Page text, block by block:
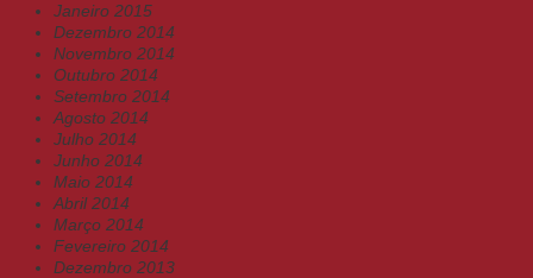
Janeiro 2015
Dezembro 2014
Novembro 2014
Outubro 2014
Setembro 2014
Agosto 2014
Julho 2014
Junho 2014
Maio 2014
Abril 2014
Março 2014
Fevereiro 2014
Dezembro 2013